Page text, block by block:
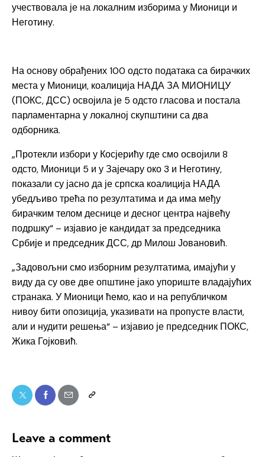
учествовала је на локалним изборима у Мионици и
Неготину.
На основу обрађених 100 одсто података са бирачких
места у Мионици, коалиција НАДА ЗА МИОНИЦУ
(ПОКС, ДСС) освојила је 5 одсто гласова и постала
парламентарна у локалној скупштини са два
одборника.
„Протекли избори у Косјерићу где смо освојили 8
одсто, Мионици 5 и у Зајечару око 3 и Неготину,
показали су јасно да је српска коалиција НАДА
убедљиво трећа по резултатима и да има међу
бирачким телом деснице и десног центра највећу
подршку“ – изјавио је кандидат за председника
Србије и председник ДСС, др Милош Јовановић.
„Задовољни смо изборним резултатима, имајући у
виду да су ове две општине јако упориште владајућих
странака. У Мионици ћемо, као и на републичком
нивоу бити опозиција, указивати на пропусте власти,
али и нудити решења“ – изјавио је председник ПОКС,
Жика Гојковић.
Leave a comment